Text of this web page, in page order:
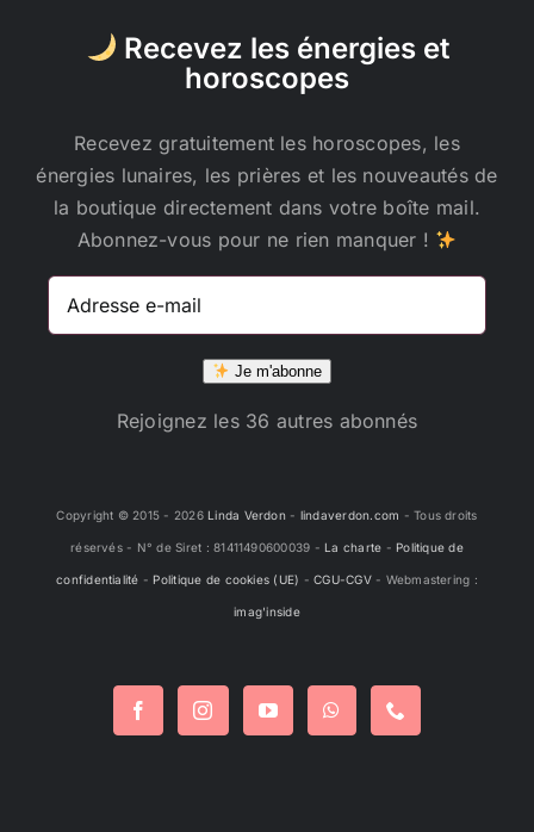
Recevez les énergies et
horoscopes
Recevez gratuitement les horoscopes, les
énergies lunaires, les prières et les nouveautés de
la boutique directement dans votre boîte mail.
Abonnez-vous pour ne rien manquer !
Je m'abonne
Rejoignez les 36 autres abonnés
Copyright © 2015 - 2026 Linda Verdon- lindaverdon.com - Tous droits
réservés - N° de Siret : 81411490600039 - La charte - Politique de
confidentialité - Politique de cookies (UE) -CGU-CGV- Webmastering :
imag'inside